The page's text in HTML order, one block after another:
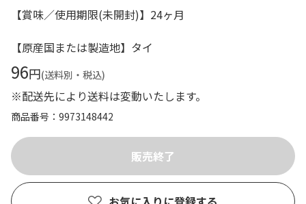
【賞味／使用期限(未開封)】24ヶ月
【原産国または製造地】タイ
96円(送料別・税込)
※配送先により送料は変動いたします。
商品番号 9973148442